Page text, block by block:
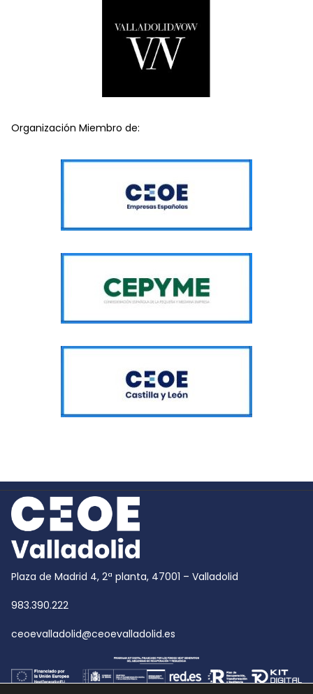
Organización Miembro de:
Plaza de Madrid 4, 2ª planta, 47001 – Valladolid
983.390.222
ceoevalladolid@ceoevalladolid.es